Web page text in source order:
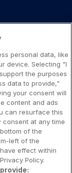
personal data, like
device. Selecting "I
the purposes
data to provide,"
your consent will
content and ads
can resurface this
at any time
of the
left of the
effect within
Policy.